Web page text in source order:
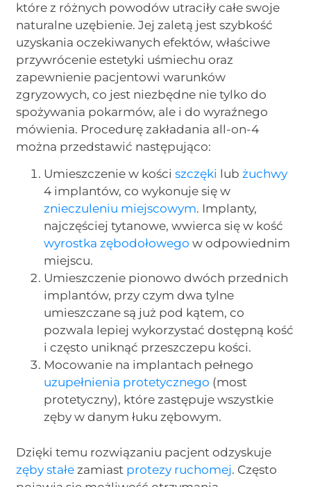
które z różnych powodów utraciły całe swoje
naturalne uzębienie. Jej zaletą jest szybkość
uzyskania oczekiwanych efektów, właściwe
przywrócenie estetyki uśmiechu oraz
zapewnienie pacjentowi warunków
zgryzowych, co jest niezbędne nie tylko do
spożywania pokarmów, ale i do wyraźnego
mówienia. Procedurę zakładania all-on-4
można przedstawić następująco:
Umieszczenie w kościszczęki lubżuchwy
4 implantów, co wykonuje się w
znieczuleniu miejscowym. Implanty,
najczęściej tytanowe, wwierca się w kość
wyrostka zębodołowego w odpowiednim
miejscu.
Umieszczenie pionowo dwóch przednich
implantów, przy czym dwa tylne
umieszczane są już pod kątem, co
pozwala lepiej wykorzystać dostępną kość
i często uniknąć przeszczepu kości.
Mocowanie na implantach pełnego
uzupełnienia protetycznego (most
protetyczny), które zastępuje wszystkie
zęby w danym łuku zębowym.
Dzięki temu rozwiązaniu pacjent odzyskuje
zęby stałe zamiast protezy ruchomej. Często